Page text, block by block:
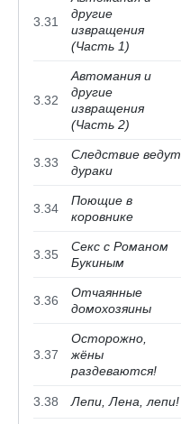
3.31
другие
извращения
(Часть 1)
3.32
Автомания и
другие
извращения
(Часть 2)
3.33
Следствие ведут
дураки
3.34
Поющие в
коровнике
3.35
Секс с Романом
Букиным
3.36
Отчаянные
домохозяины
3.37
Осторожно,
жёны
раздеваются!
3.38 Лепи, Лена, лепи!